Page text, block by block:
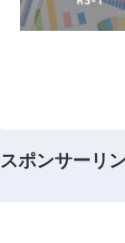
スポンサーリ